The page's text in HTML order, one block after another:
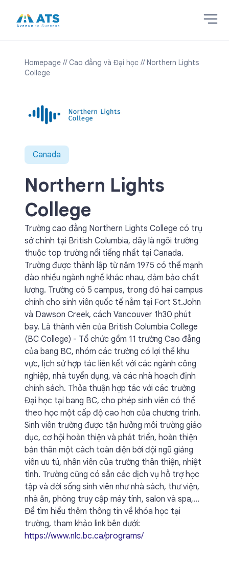
Homepage // Cao đẳng và Đại học // Northern Lights
College
Canada
Northern Lights
College
Trường cao đẳng Northern Lights College có trụ
sở chính tại British Columbia, đây là ngôi trường
thuộc top trường nổi tiếng nhất tại Canada.
Trường được thành lập từ năm 1975 có thế mạnh
đào nhiều ngành nghề khác nhau, đảm bảo chất
lượng. Trường có 5 campus, trong đó hai campus
chính cho sinh viên quốc tế nằm tại Fort St.John
và Dawson Creek, cách Vancouver 1h30 phút
bay. Là thành viên của British Columbia College
(BC College) - Tổ chức gồm 11 trường Cao đẳng
của bang BC, nhóm các trường có lợi thế khu
vực, lịch sử hợp tác liên kết với các ngành công
nghiệp, nhà tuyển dụng, và các nhà hoạch định
chính sách. Thỏa thuận hợp tác với các trường
Đại học tại bang BC, cho phép sinh viên có thể
theo học một cấp độ cao hơn của chương trình.
Sinh viên trường được tận hưởng môi trường giáo
dục, cơ hội hoàn thiện và phát triển, hoàn thiện
bản thân một cách toàn diện bởi đội ngũ giảng
viên ưu tú, nhân viên của trường thân thiện, nhiệt
tình. Trường cũng có sẵn các dịch vụ hỗ trợ học
tập và đời sống sinh viên như nhà sách, thư viện,
nhà ăn, phòng truy cập máy tính, salon và spa,...
Để tìm hiểu thêm thông tin về khóa học tại
trường, tham khảo link bên dưới:
https://www.nlc.bc.ca/programs/